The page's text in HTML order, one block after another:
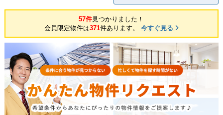
57件見つかりました！
会員限定物件は371件あります。 今すぐ見る